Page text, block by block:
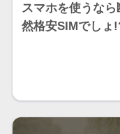
スマホを使うなら
然格安SIMでしょ